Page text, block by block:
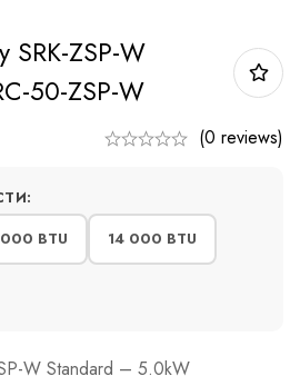
ZSP-W
50-ZSP-W
(0 reviews)
BTU 14 000 BTU
W Standard – 5.0kW